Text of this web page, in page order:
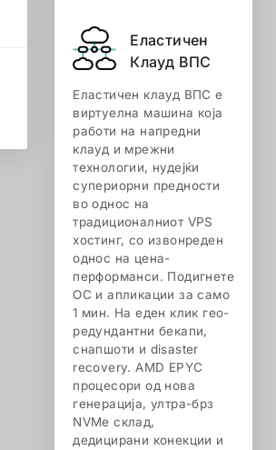
Еластичен
Клауд ВПС
Еластичен клауд ВПС е
виртуелна машина која
работи на напредни
клауд и мрежни
технологии, нудејќи
супериорни предности
во однос на
традиционалниот VPS
хостинг, со извонреден
однос на цена-
перформанси. Подигнете
ОС и апликации за само
1 мин. На еден клик гео-
редундантни бекапи,
снапшоти и disaster
recovery. AMD EPYC
процесори од нова
генерација, ултра-брз
NVMe склад,
дедицирани конекции и